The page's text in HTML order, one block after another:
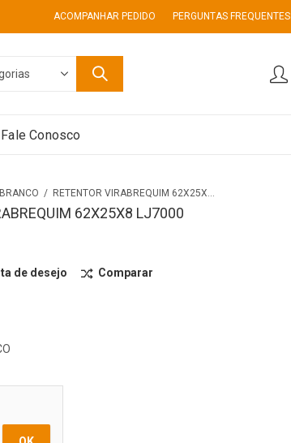
ACOMPANHAR PEDIDO PERGUNTAS FREQUENTES
Fale Conosco
BRANCO RETENTOR VIRABREQUIM 62X25X8 LJ7000
62X25X8 LJ7000
de desejo
Comparar